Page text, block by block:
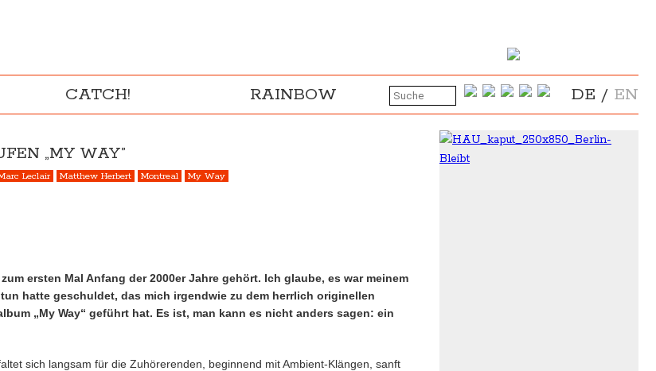
CATCH! RAINBOW DE / EN
„MY WAY”
Leclair Matthew Herbert Montreal My Way
ersten Mal Anfang der 2000er Jahre gehört. Ich glaube, es war meinem
hatte geschuldet, das mich irgendwie zu dem herrlich originellen
„My Way“ geführt hat. Es ist, man kann es nicht anders sagen: ein
sich langsam für die Zuhörerenden, beginnend mit Ambient-Klängen, sanft